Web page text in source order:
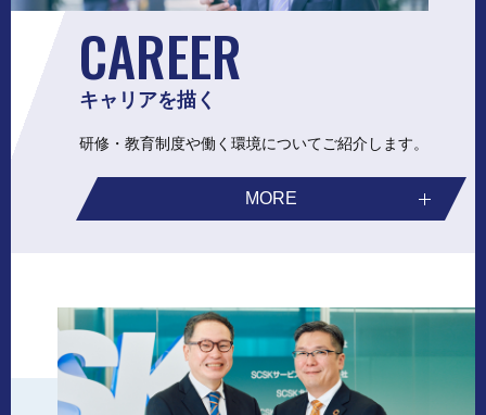
CAREER
キャリアを描く
研修・教育制度や働く環境についてご紹介します。
MORE